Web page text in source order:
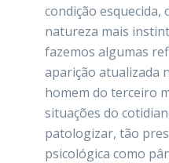
condição esquecida,
natureza mais
fazemos algumas
aparição atualizada
homem do terceiro
situações do
patologizar, tão
psicológica como